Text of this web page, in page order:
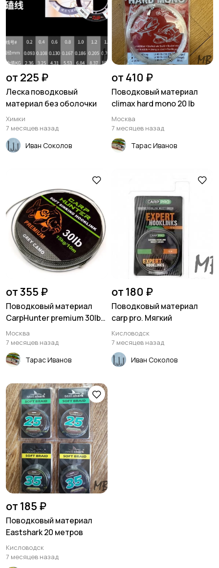
от 225 ₽
Леска поводковый
материал без оболочки
Химки
7 месяцев назад
Иван Соколов
от 410 ₽
Поводковый материал
climax hard mono 20 lb
Москва
7 месяцев назад
Тарас Иванов
от 355 ₽
Поводковый материал
CarpHunter premium 30lb
(15кг)
Москва
7 месяцев назад
Тарас Иванов
от 180 ₽
Поводковый материал
carp pro. Мягкий
Кисловодск
7 месяцев назад
Иван Соколов
от 185 ₽
Поводковый материал
Eastshark 20 метров
Кисловодск
7 месяцев назад